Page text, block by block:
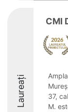
Laureați
CMI
37,
M.